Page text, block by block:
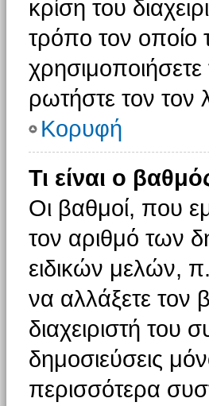
κρίση του
τρόπο τον οποίο
χρησιμοποιήσετε
ρωτήστε τον τον
Κορυφή
Τι είναι ο
Οι βαθμοί, που
τον αριθμό των
ειδικών μελών,
να αλλάξετε τον
διαχειριστή
δημοσιεύσεις
περισσότερα